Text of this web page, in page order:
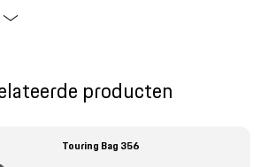
producten
Touring Bag 356